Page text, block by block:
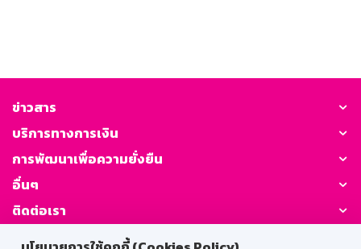
ข่าวสาร
บริการทางการเงิน
การพัฒนาเพื่อความยั่งยืน
อื่นๆ
ติดต่อเรา